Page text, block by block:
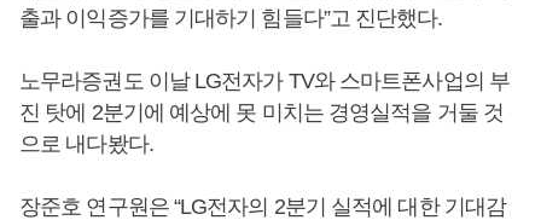
출과 이익증가를 기대하기 힘들다”고 진단했다.
노무라증권도 이날 LG전자가 TV와 스마트폰사업의 부
진 탓에 2분기에 예상에 못 미치는 경영실적을 거둘 것
으로 내다봤다.
장준호 연구원은 “LG전자의 2분기 실적에 대한 기대감